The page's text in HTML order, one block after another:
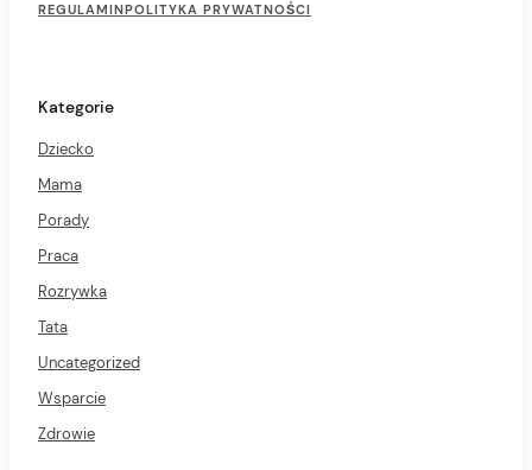
o
r
M
e
n
u
REGULAMINPOLITYKA PRYWATNOŚCI
Kategorie
Dziecko
Mama
Porady
Praca
Rozrywka
Tata
Uncategorized
Wsparcie
Zdrowie